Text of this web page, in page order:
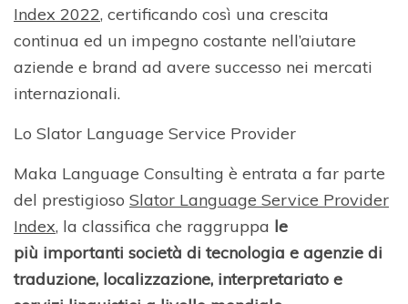
Index 2022, certificando così una crescita
continua ed un impegno costante nell’aiutare
aziende e brand ad avere successo nei mercati
internazionali.
Lo Slator Language Service Provider
Maka Language Consulting è entrata a far parte
del prestigioso Slator Language Service Provider
Index, la classifica che raggruppa le
più importanti società di tecnologia e agenzie di
traduzione, localizzazione, interpretariato e